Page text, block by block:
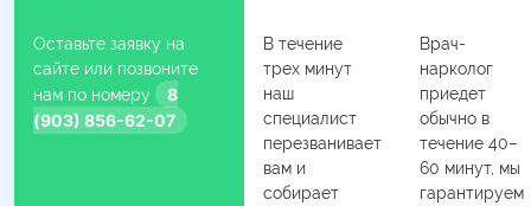
Оставьте заявку на
сайте или позвоните
нам по номеру
8
(903) 856-62-07
В течение
трех минут
наш
специалист
перезванивает
вам и
собирает
Врач-
нарколог
приедет
обычно в
течение 40–
60 минут, мы
гарантируем